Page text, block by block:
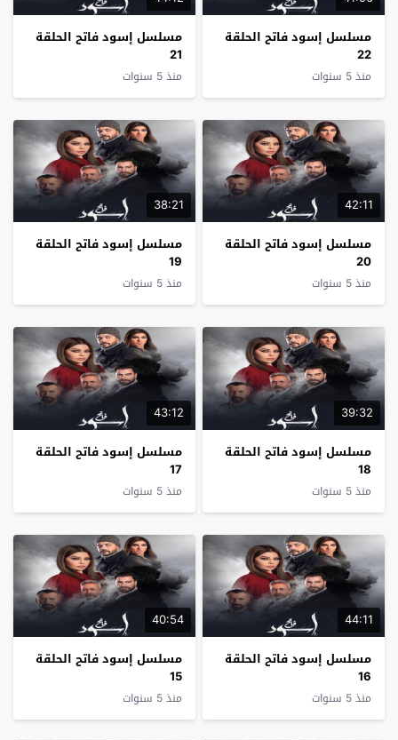
مسلسل إسود فاتح الحلقة
22
منذ 5 سنوات
مسلسل إسود فاتح الحلقة
21
منذ 5 سنوات
42:11
مسلسل إسود فاتح الحلقة
20
منذ 5 سنوات
38:21
مسلسل إسود فاتح الحلقة
19
منذ 5 سنوات
39:32
مسلسل إسود فاتح الحلقة
18
منذ 5 سنوات
43:12
مسلسل إسود فاتح الحلقة
17
منذ 5 سنوات
44:11
مسلسل إسود فاتح الحلقة
16
منذ 5 سنوات
40:54
مسلسل إسود فاتح الحلقة
15
منذ 5 سنوات